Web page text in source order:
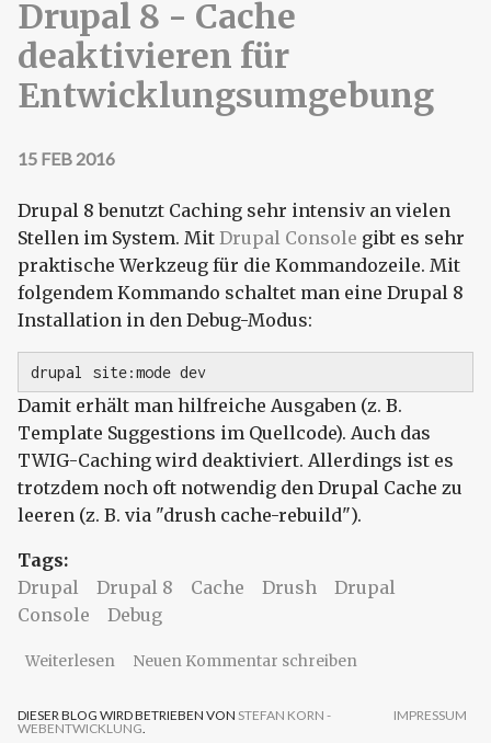
Drupal 8 - Cache
deaktivieren für
Entwicklungsumgebung
15 FEB 2016
Drupal 8 benutzt Caching sehr intensiv an vielen
Stellen im System. Mit Drupal Console gibt es sehr
praktische Werkzeug für die Kommandozeile. Mit
folgendem Kommando schaltet man eine Drupal 8
Installation in den Debug-Modus:
drupal site:mode dev
Damit erhält man hilfreiche Ausgaben (z. B.
Template Suggestions im Quellcode). Auch das
TWIG-Caching wird deaktiviert. Allerdings ist es
trotzdem noch oft notwendig den Drupal Cache zu
leeren (z. B. via "drush cache-rebuild").
Tags:
Drupal
Drupal 8 Cache Drush
Drupal
Console
Debug
Weiterlesen über Drupal 8 - Cache deaktivieren für
Neuen Kommentar schreiben
IMPRESSUM
DIESER BLOG WIRD BETRIEBEN VON STEFAN KORN -
WEBENTWICKLUNG.